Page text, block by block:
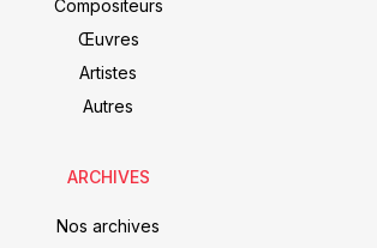
Compositeurs
Œuvres
Artistes
Autres
ARCHIVES
Nos archives